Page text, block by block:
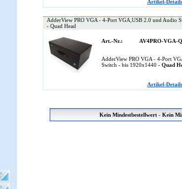
Artikel-Details
AdderView PRO VGA - 4-Port VGA,USB 2.0 und Audio
- Quad Head
Art.-Nr.: AV4PRO-VGA-
AdderView PRO VGA - 4-Port
Switch - bis 1920x1440 - Quad
Artikel-Details
Kein Mindestbestellwert - Kein